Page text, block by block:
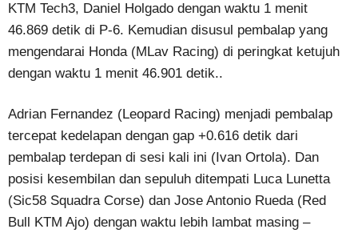
KTM Tech3, Daniel Holgado dengan waktu 1 menit
46.869 detik di P-6. Kemudian disusul pembalap yang
mengendarai Honda (MLav Racing) di peringkat ketujuh
dengan waktu 1 menit 46.901 detik..
Adrian Fernandez (Leopard Racing) menjadi pembalap
tercepat kedelapan dengan gap +0.616 detik dari
pembalap terdepan di sesi kali ini (Ivan Ortola). Dan
posisi kesembilan dan sepuluh ditempati Luca Lunetta
(Sic58 Squadra Corse) dan Jose Antonio Rueda (Red
Bull KTM Ajo) dengan waktu lebih lambat masing –